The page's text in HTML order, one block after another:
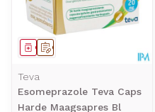
Op voorschrift
Geneesmiddel
Teva
Esomeprazole Teva Caps
Harde Maagsapres Bl